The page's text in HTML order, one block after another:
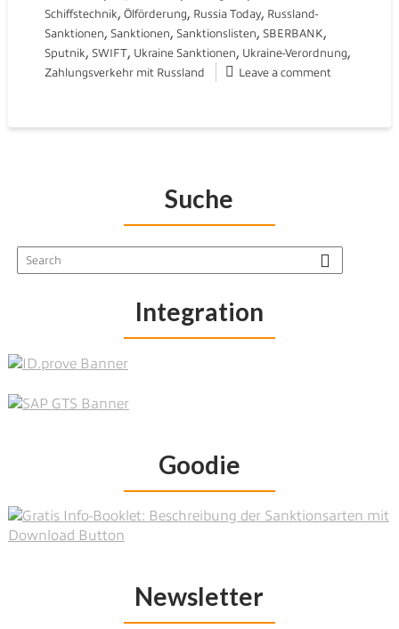
Schiffstechnik, Ölförderung, Russia Today, Russland-
Sanktionen, Sanktionen, Sanktionslisten, SBERBANK,
Sputnik, SWIFT, Ukraine Sanktionen, Ukraine-Verordnung,
Zahlungsverkehr mit Russland Leave a comment
Suche
Integration
Goodie
Newsletter